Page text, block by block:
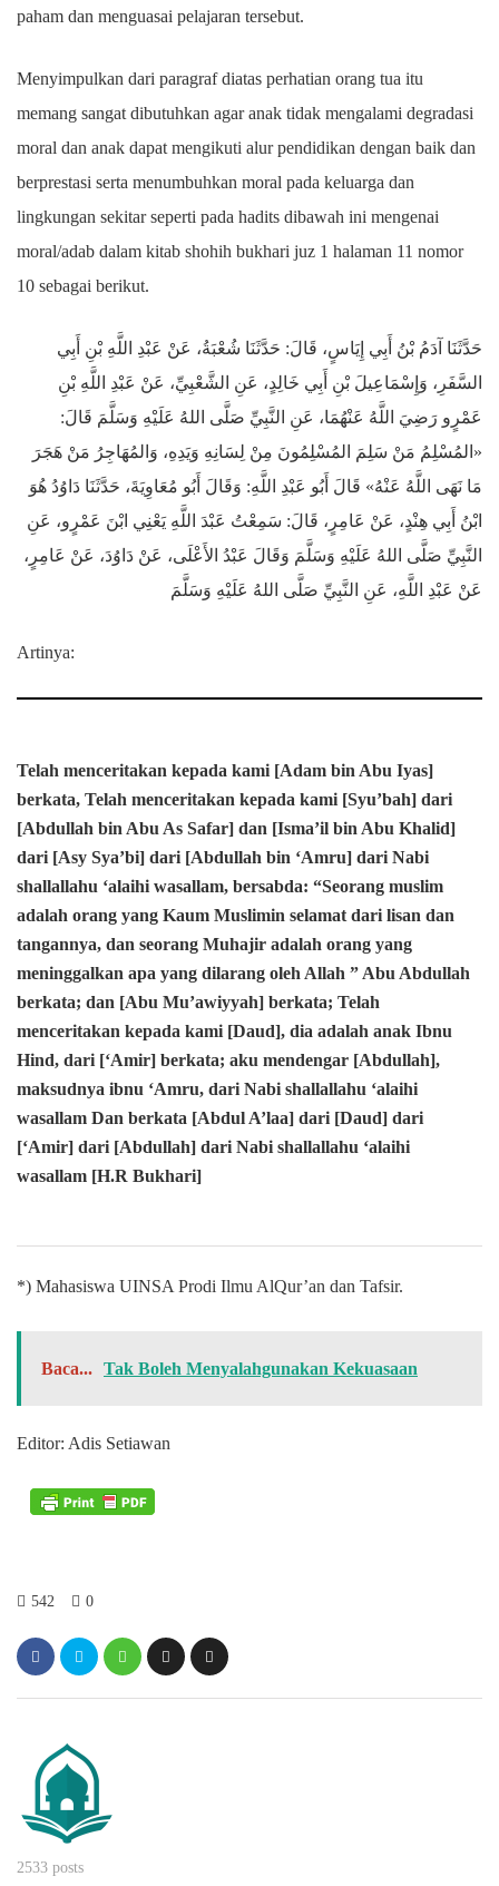
paham dan menguasai pelajaran tersebut.
Menyimpulkan dari paragraf diatas perhatian orang tua itu
memang sangat dibutuhkan agar anak tidak mengalami degradasi
moral dan anak dapat mengikuti alur pendidikan dengan baik dan
berprestasi serta menumbuhkan moral pada keluarga dan
lingkungan sekitar seperti pada hadits dibawah ini mengenai
moral/adab dalam kitab shohih bukhari juz 1 halaman 11 nomor
10 sebagai berikut.
السَّفَرِ، وَإِسْمَاعِيلَ بْنِ أَبِي خَالِدٍ، عَنِ الشَّعْبِيِّ، عَنْ عَبْدِ اللَّهِ بْنِ
عَمْرٍو رَضِيَ اللَّهُ عَنْهُمَا، عَنِ النَّبِيِّ صَلَّى اللهُ عَلَيْهِ وَسَلَّمَ قَالَ:
«المُسْلِمُ مَنْ سَلِمَ المُسْلِمُونَ مِنْ لِسَانِهِ وَيَدِهِ، وَالمُهَاجِرُ مَنْ هَجَرَ
مَا نَهَى اللَّهُ عَنْهُ» قَالَ أَبُو عَبْدِ اللَّهِ: وَقَالَ أَبُو مُعَاوِيَةَ، حَدَّثَنَا دَاوُدُ هُوَ
ابْنُ أَبِي هِنْدٍ، عَنْ عَامِرٍ، قَالَ: سَمِعْتُ عَبْدَ اللَّهِ يَعْنِي ابْنَ عَمْرٍو، عَنِ
النَّبِيِّ صَلَّى اللهُ عَلَيْهِ وَسَلَّمَ وَقَالَ عَبْدُ الأَعْلَى، عَنْ دَاوُدَ، عَنْ عَامِرٍ،
عَنْ عَبْدِ اللَّهِ، عَنِ النَّبِيِّ صَلَّى اللهُ عَلَيْهِ وَسَلَّمَ
Artinya:
Telah menceritakan kepada kami [Adam bin Abu Iyas]
berkata, Telah menceritakan kepada kami [Syu’bah] dari
[Abdullah bin Abu As Safar] dan [Isma’il bin Abu Khalid]
dari [Asy Sya’bi] dari [Abdullah bin ‘Amru] dari Nabi
shallallahu ‘alaihi wasallam, bersabda: “Seorang muslim
adalah orang yang Kaum Muslimin selamat dari lisan dan
tangannya, dan seorang Muhajir adalah orang yang
meninggalkan apa yang dilarang oleh Allah ” Abu Abdullah
berkata; dan [Abu Mu’awiyyah] berkata; Telah
menceritakan kepada kami [Daud], dia adalah anak Ibnu
Hind, dari [‘Amir] berkata; aku mendengar [Abdullah],
maksudnya ibnu ‘Amru, dari Nabi shallallahu ‘alaihi
wasallam Dan berkata [Abdul A’laa] dari [Daud] dari
[‘Amir] dari [Abdullah] dari Nabi shallallahu ‘alaihi
wasallam [H.R Bukhari]
*) Mahasiswa UINSA Prodi Ilmu AlQur’an dan Tafsir.
Baca... Tak Boleh Menyalahgunakan Kekuasaan
Editor: Adis Setiawan
542 0
2533 posts